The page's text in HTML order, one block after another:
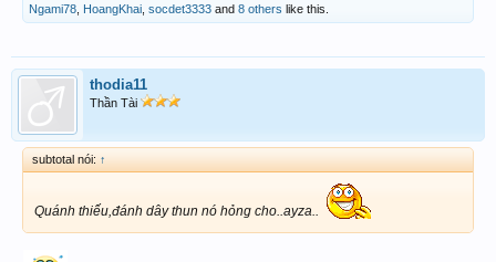
Ngami78 HoangKhai socdet3333 and 8 others like this.
thodia11
Thần Tài
subtotal nói: ↑
Quánh thiếu,đánh dây thun nó hỏng cho..ayza..